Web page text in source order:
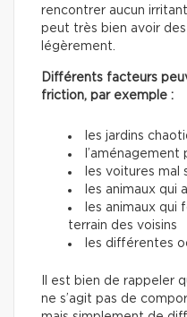
rencontrer aucun
peut très bien avoir
légèrement.
Différents facteurs
friction, par exemple :
les jardins
l’aménagement
les voitures mal
les animaux qui
les animaux qui
terrain des voisins
les différentes
Il est bien de rappeler
ne s’agit pas de